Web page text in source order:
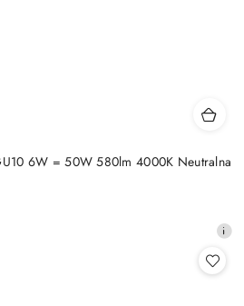
6W = 50W 580lm 4000K Neutralna